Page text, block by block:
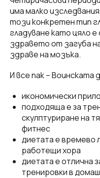
има малко
този конкретен тип
гладуване като цяло
здравето от загуба
здраве на мозъка.
И все пак – Воинската
икономически
подходяща е за
скулптуриране на
фитнес
диетата е времево
работещи хора
диетата е отлична
тренировки в